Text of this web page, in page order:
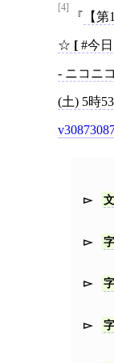
[4]
【
☆ [ #今
- ニコニ
(土) 5時